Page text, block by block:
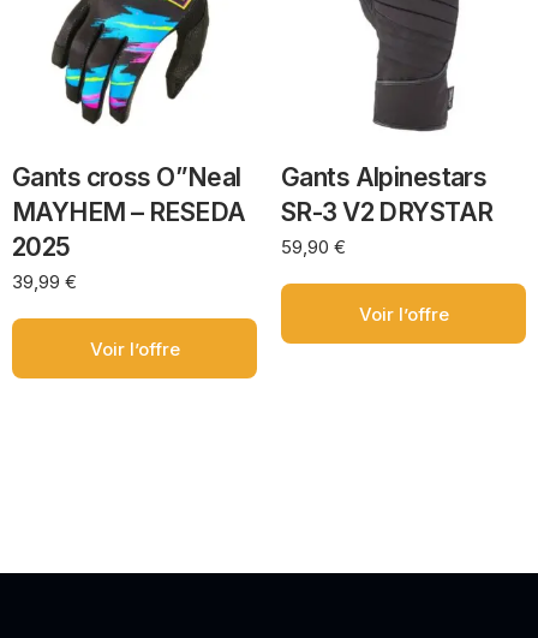
Gants cross O”Neal
MAYHEM – RESEDA
2025
39,99 €
Voir l’offre
Gants Alpinestars
SR-3 V2 DRYSTAR
59,90 €
Voir l’offre